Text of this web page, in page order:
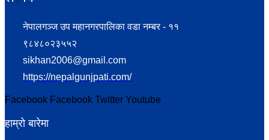
नेपालगञ्ज उप महानगरपालिका वडा नम्बर - ११
९८४८०२३५५२
sikhan2006@gmail.com
https://nepalgunjpati.com/
Facebook Facebook Twitter Youtube
हाम्रो बारेमा